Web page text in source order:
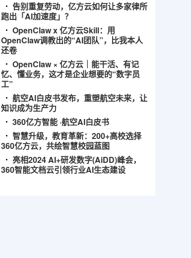
告别重复劳动，亿方云如何让多家律所
跑出「AI加速度」？
OpenClaw x 亿方云Skill：用
OpenClaw调教出的“AI团队”，比我本人
还卷
OpenClaw × 亿方云｜能干活、有记
忆、懂业务，这才是企业想要的“数字员
工”
航空AI白皮书发布，重塑航空未来，让
知识成为生产力
360亿方智能 ·航空AI白皮书
智慧升级，教育革新：200+高校选择
360亿方云，共绘智慧校园蓝图
亮相2024 AI+研发数字(AiDD)峰会，
360智能文档云引领行业AI生态建设